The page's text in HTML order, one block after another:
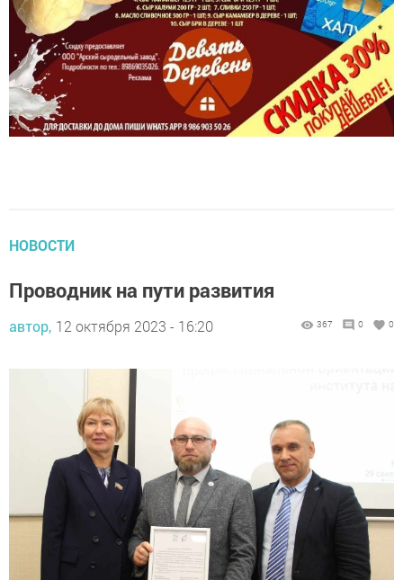
автор, 12 октября 2023 - 16:20